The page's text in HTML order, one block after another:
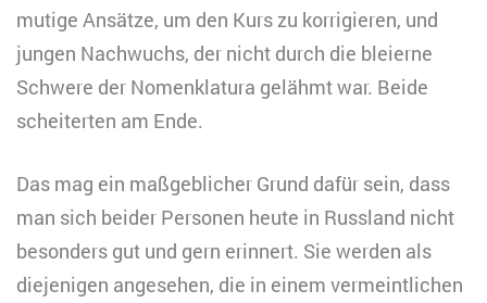
mutige Ansätze, um den Kurs zu korrigieren, und
jungen Nachwuchs, der nicht durch die bleierne
Schwere der Nomenklatura gelähmt war. Beide
scheiterten am Ende.
Das mag ein maßgeblicher Grund dafür sein, dass
man sich beider Personen heute in Russland nicht
besonders gut und gern erinnert. Sie werden als
diejenigen angesehen, die in einem vermeintlichen